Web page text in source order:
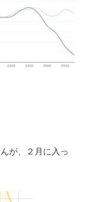
が、２月に入っ